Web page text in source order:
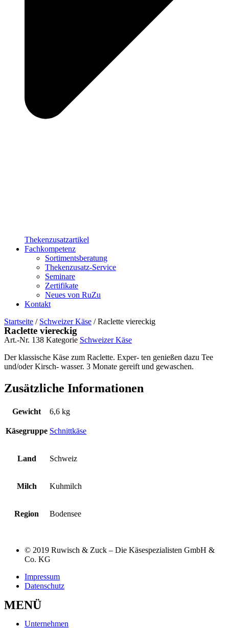
Thekenzusatzartikel
Fachkompetenz
Sortimentsberatung
Thekenzusatz-Service
Seminare
Zertifikate
Neues von RuZu
Kontakt
Startseite / Schweizer Käse / Raclette viereckig
Raclette viereckig
Art.-Nr. 138 Kategorie Schweizer Käse
Der klassische Käse zum Raclette. Exper- ten genießen dazu Tee
und/oder Kirsch- wasser. 3 Monate gereift und gewaschen.
Zusätzliche Informationen
Gewicht 6,6 kg
Käsegruppe Schnittkäse
Land Schweiz
Milch Kuhmilch
Region Bodensee
© 2019 Ruwisch & Zuck – Die Käsespezialisten GmbH &
Co. KG
Impressum
Datenschutz
MENÜ
Unternehmen